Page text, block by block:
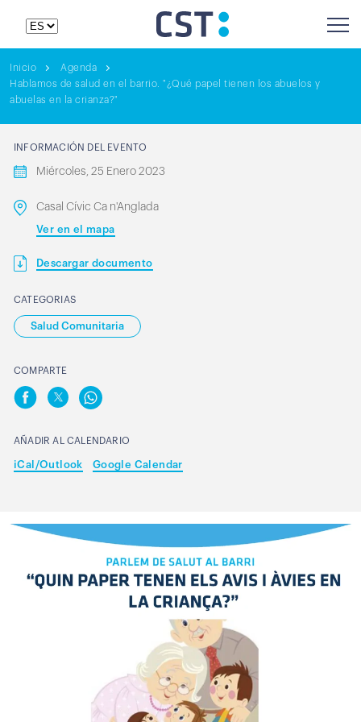
Inicio
Agenda
Hablamos de salud en el barrio. "¿Qué papel tienen los abuelos y
abuelas en la crianza?"
INFORMACIÓN DEL EVENTO
Miércoles, 25 Enero 2023
Casal Cívic Ca n'Anglada
Ver en el mapa
Descargar documento
CATEGORIAS
Salud Comunitaria
COMPARTE
AÑADIR AL CALENDARIO
iCal/Outlook Google Calendar